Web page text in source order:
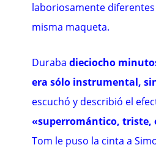
laboriosamente
misma maqueta.
Durabadieciocho
era sólo instrumental,
escuchó y describió el
«superromántico, triste,
Tom le puso la cinta a